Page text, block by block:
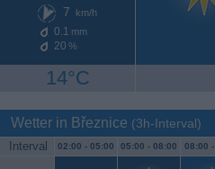
7 km/h
0.1 mm
20 %
14°C
Wetter in Březnice (3h-Interval)
Interval 02:00 - 05:00 05:00 - 08:00 08:00 -